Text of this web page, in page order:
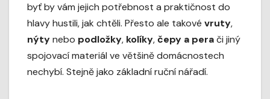
byť by vám jejich potřebnost a praktičnost do
hlavy hustili, jak chtěli. Přesto ale takové vruty,
nýtynebo podložky, kolíky,čepy a perači jiný
spojovací materiál ve většině domácnostech
nechybí. Stejně jako základní ruční nářadí.